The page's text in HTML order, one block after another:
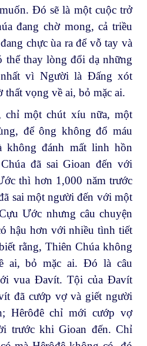
Đó sẽ là một cuộc trở
đang chờ mong, cả triều
chực ùa ra để vỗ tay và
thể thay lòng đổi dạ những
vì Người là Đấng xót
vọng về ai, bỏ mặc ai.
chỉ một chút xíu nữa, một
để ông không đổ máu
không đánh mất linh hồn
đã sai Gioan đến với
thì hơn 1,000 năm trước
sai một người đến với một
Ước nhưng câu chuyện
hậu hơn với nhiều tình tiết
rằng, Thiên Chúa không
ai, bỏ mặc ai. Đó là câu
vua Đavít. Tội của Đavít
đã cướp vợ và giết người
Hêrôđê chỉ mới cướp vợ
trước khi Gioan đến. Chỉ